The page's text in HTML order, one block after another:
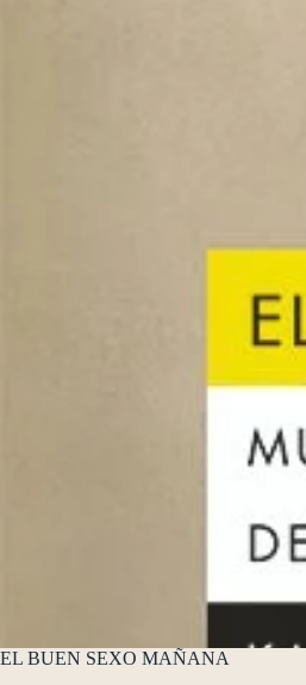
EL BUEN SEXO MAÑANA